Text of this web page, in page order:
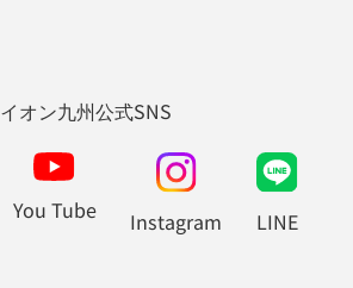
イオン九州公式SNS
You Tube Instagram LINE